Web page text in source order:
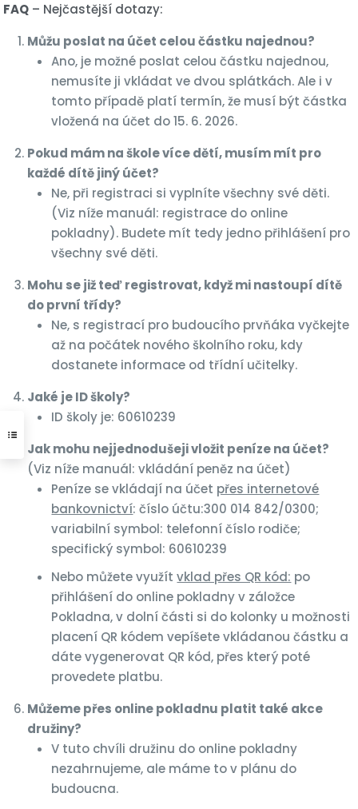
FAQ – Nejčastější dotazy:
Můžu poslat na účet celou částku najednou?
Ano, je možné poslat celou částku najednou,
nemusíte ji vkládat ve dvou splátkách. Ale i v
tomto případě platí termín, že musí být částka
vložená na účet do 15. 6. 2026.
Pokud mám na škole více dětí, musím mít pro
každé dítě jiný účet?
Ne, při registraci si vyplníte všechny své děti.
(Viz níže manuál: registrace do online
pokladny). Budete mít tedy jedno přihlášení pro
všechny své děti.
Mohu se již teď registrovat, když mi nastoupí dítě
do první třídy?
Ne, s registrací pro budoucího prvňáka vyčkejte
až na počátek nového školního roku, kdy
dostanete informace od třídní učitelky.
Jaké je ID školy?
ID školy je: 60610239
Jak mohu nejjednodušeji vložit peníze na účet?
(Viz níže manuál: vkládání peněz na účet)
Peníze se vkládají na účet přes internetové
bankovnictví: číslo účtu:300 014 842/0300;
variabilní symbol: telefonní číslo rodiče;
specifický symbol: 60610239
Nebo můžete využítvklad přes QR kód: po
přihlášení do online pokladny v záložce
Pokladna, v dolní části si do kolonky u možnosti
placení QR kódem vepíšete vkládanou částku a
dáte vygenerovat QR kód, přes který poté
provedete platbu.
Můžeme přes online pokladnu platit také akce
družiny?
V tuto chvíli družinu do online pokladny
nezahrnujeme, ale máme to v plánu do
budoucna.